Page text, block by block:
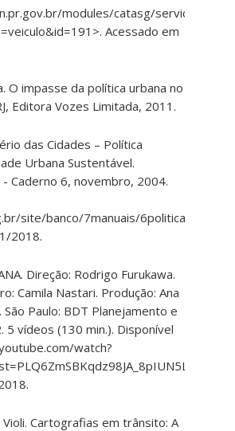
modules/catasg/servicos-
Acessado em
O impasse da política urbana no
Editora Vozes Limitada, 2011.
das Cidades – Política
Urbana Sustentável.
- Caderno 6, novembro, 2004.
site/banco/7manuais/
2018.
Direção: Rodrigo Furukawa.
Camila Nastari. Produção: Ana
São Paulo: BDT Planejamento e
5 vídeos (130 min.). Disponível
watch?
Cartografias em trânsito: A